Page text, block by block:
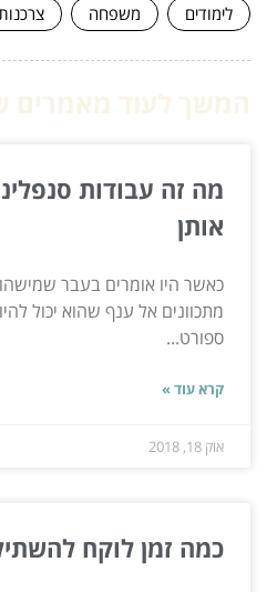
לימודים
משפחה צרכנות
מה זה עבודות
אותן
כאשר היו אומרים בעבר
מתכוונים אל ענף שהוא יכול
ספורט...
קרא עוד »
אוק 18, 2018
כמה זמן לוקח